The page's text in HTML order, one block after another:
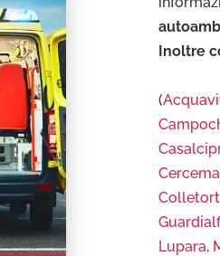
Inoltre
(
Lupara,